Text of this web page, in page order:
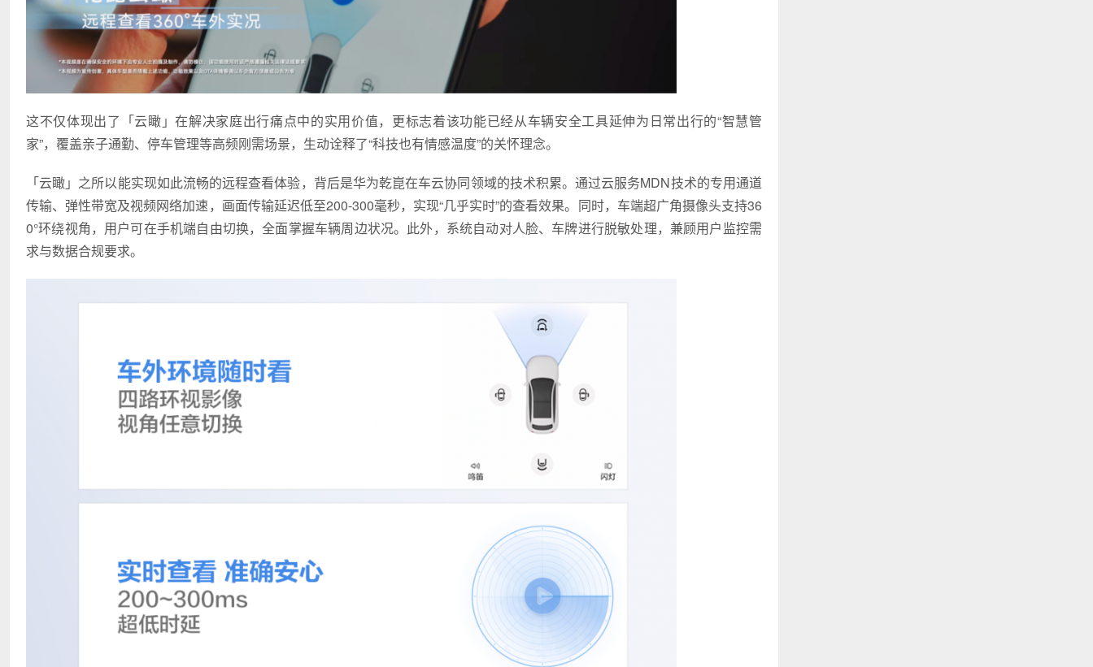
这不仅体现出了「云瞰」在解决家庭出行痛点中的实用价值，更标志着该功能已经从车辆安全工具延伸为日常出行的“智慧管
家”，覆盖亲子通勤、停车管理等高频刚需场景，生动诠释了“科技也有情感温度”的关怀理念。
「云瞰」之所以能实现如此流畅的远程查看体验，背后是华为乾崑在车云协同领域的技术积累。通过云服务MDN技术的专用通道
传输、弹性带宽及视频网络加速，画面传输延迟低至200-300毫秒，实现“几乎实时”的查看效果。同时，车端超广角摄像头支持36
0°环绕视角，用户可在手机端自由切换，全面掌握车辆周边状况。此外，系统自动对人脸、车牌进行脱敏处理，兼顾用户监控需
求与数据合规要求。